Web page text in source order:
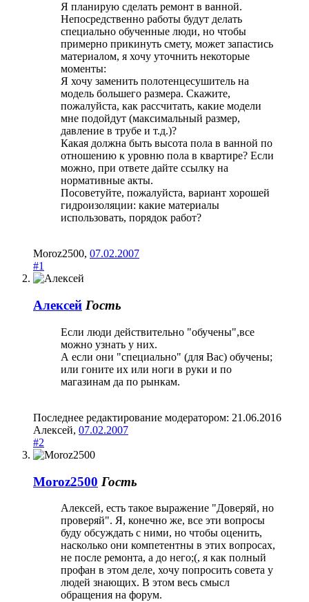
Я планирую сделать ремонт в ванной.
Непосредственно работы будут делать
специально обученные люди, но чтобы
примерно прикинуть смету, может запастись
материалом, я хочу уточнить некоторые
моменты:
Я хочу заменить полотенцесушитель на
модель большего размера. Скажите,
пожалуйста, как рассчитать, какие модели
мне подойдут (максимальный размер,
давление в трубе и т.д.)?
Какая должна быть высота пола в ванной по
отношению к уровню пола в квартире? Если
можно, при ответе дайте ссылку на
нормативные акты.
Посоветуйте, пожалуйста, вариант хорошей
гидроизоляции: какие материалы
использовать, порядок работ?
Moroz2500, 07.02.2007
#1
Алексей Гость
Если люди действительно "обучены",все
можно узнать у них.
А если они "специально" (для Вас) обучены;
или гоните их или ноги в руки и по
магазинам да по рынкам.
Последнее редактирование модератором: 21.06.2016
Алексей, 07.02.2007
#2
Moroz2500 Гость
Алексей, есть такое выражение "Доверяй, но
проверяй". Я, конечно же, все эти вопросы
буду обсуждать с ними, но чтобы оценить,
насколько они компетентны в этих вопросах,
не после ремонта, а до него;(, я как полный
профан в этом деле, хочу попросить совета у
людей знающих. В этом весь смысл
обращения на форум.